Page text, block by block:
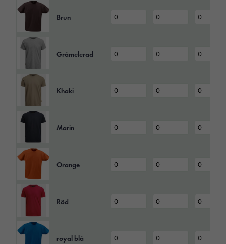
Brun
Gråmelerad
Khaki
Marin
Orange
Röd
royal blå